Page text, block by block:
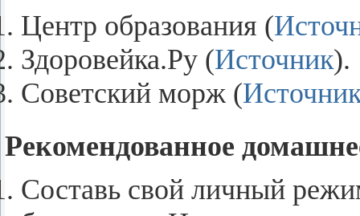
Центр об­ра­зо­ва­ния (
Здо­ро­вей­ка.Ру (Ис­точ­ник).
Со­вет­ский морж (
Ре­ко­мен­до­ван­ное
Со­ставь свой лич­ный